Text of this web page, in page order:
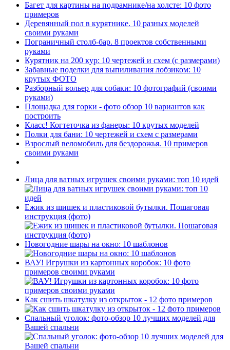
Багет для картины на подрамнике/на холсте: 10 фото
примеров
Деревянный пол в курятнике. 10 разных моделей
своими руками
Пограничный столб-бар. 8 проектов собственными
руками
Курятник на 200 кур: 10 чертежей и схем (с размерами)
Забавные поделки для выпиливания лобзиком: 10
крутых ФОТО
Разборный вольер для собаки: 10 фотографий (своими
руками)
Площадка для горки - фото обзор 10 вариантов как
построить
Класс! Когтеточка из фанеры: 10 крутых моделей
Полки для бани: 10 чертежей и схем с размерами
Взрослый веломобиль для бездорожья. 10 примеров
своими руками
Лица для ватных игрушек своими руками: топ 10 идей
Ежик из шишек и пластиковой бутылки. Пошаговая
инструкция (фото)
Новогодние шары на окно: 10 шаблонов
ВАУ! Игрушки из картонных коробок: 10 фото
примеров своими руками
Как сшить шкатулку из открыток - 12 фото примеров
Спальный уголок: фото-обзор 10 лучших моделей для
Вашей спальни